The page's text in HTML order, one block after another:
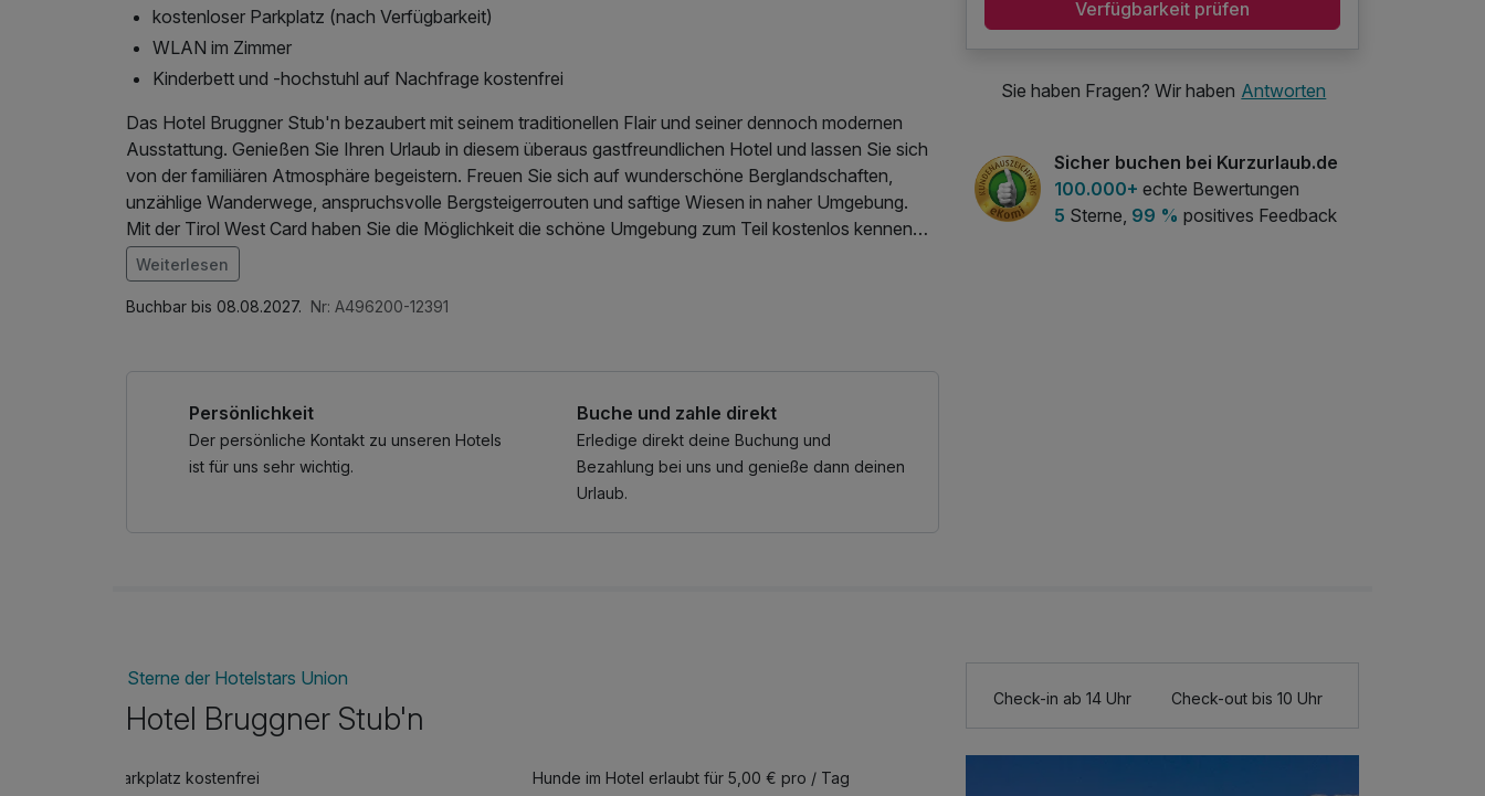
kostenloser Parkplatz (nach Verfügbarkeit)
WLAN im Zimmer
Kinderbett und -hochstuhl auf Nachfrage kostenfrei
Das Hotel Bruggner Stub'n bezaubert mit seinem traditionellen Flair und seiner dennoch modernen
Ausstattung. Genießen Sie Ihren Urlaub in diesem überaus gastfreundlichen Hotel und lassen Sie sich
von der familiären Atmosphäre begeistern. Freuen Sie sich auf wunderschöne Berglandschaften,
unzählige Wanderwege, anspruchsvolle Bergsteigerrouten und saftige Wiesen in naher Umgebung.
Mit der Tirol West Card haben Sie die Möglichkeit die schöne Umgebung zum Teil kostenlos kennen
und lieben zu lernen.
Weiterlesen
Buchbar bis 08.08.2027. Nr: A496200-12391
Persönlichkeit
Der persönliche Kontakt zu unseren Hotels
ist für uns sehr wichtig.
Buche und zahle direkt
Erledige direkt deine Buchung und
Bezahlung bei uns und genieße dann deinen
Urlaub.
Verfügbarkeit prüfen
Sie haben Fragen? Wir haben Antworten
Sicher buchen bei Kurzurlaub.de
100.000+ echte Bewertungen
5 Sterne, 99 % positives Feedback
Sterne der Hotelstars Union
Hotel Bruggner Stub'n
Parkplatz kostenfrei Hunde im Hotel erlaubt für 5,00 € pro / Tag
Check-in ab 14 Uhr Check-out bis 10 Uhr